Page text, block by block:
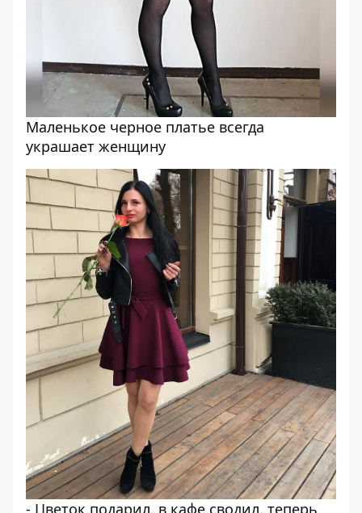
Маленькое черное платье всегда
украшает женщину
- Цветок подарил, в кафе сводил, теперь